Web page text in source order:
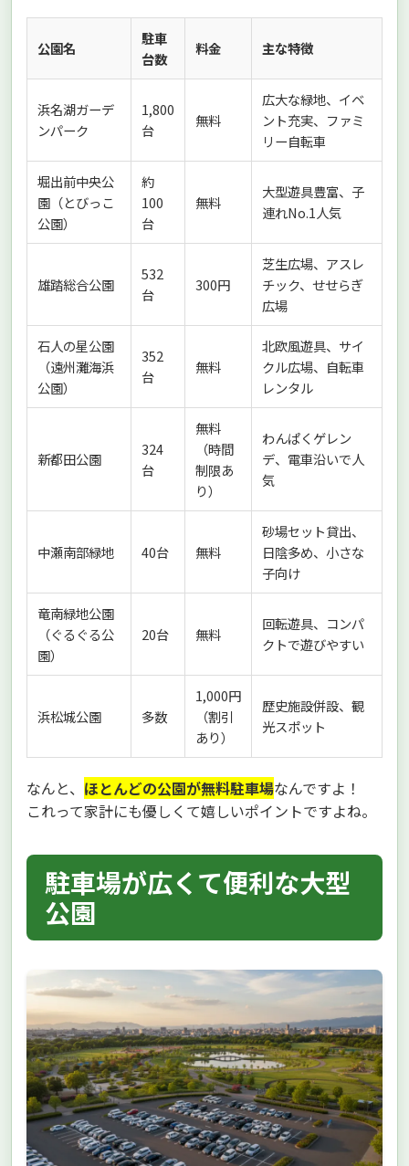
公園名
駐車
台数
料金 主な特徴
浜名湖ガーデ
ンパーク
1,800
台
無料
広大な緑地、イベ
ント充実、ファミ
リー自転車
堀出前中央公
園（とびっこ
公園）
約
100
台
無料
大型遊具豊富、子
連れNo.1人気
雄踏総合公園
532
台
300円
芝生広場、アスレ
チック、せせらぎ
広場
石人の星公園
（遠州灘海浜
公園）
352
台
無料
北欧風遊具、サイ
クル広場、自転車
レンタル
新都田公園
324
台
無料
（時間
制限あ
り）
わんぱくゲレン
デ、電車沿いで人
気
中瀬南部緑地 40台 無料
砂場セット貸出、
日陰多め、小さな
子向け
竜南緑地公園
（ぐるぐる公
園）
20台 無料
回転遊具、コンパ
クトで遊びやすい
浜松城公園 多数
1,000円
（割引
あり）
歴史施設併設、観
光スポット
なんと、 ほとんどの公園が無料駐車場なんですよ！
これって家計にも優しくて嬉しいポイントですよね。
駐車場が広くて便利な大型
公園